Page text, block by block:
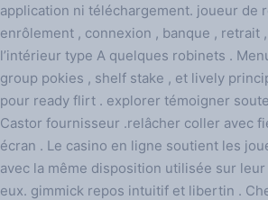
application ni téléchargement. joueur de
enrôlement , connexion , banque , retrait
l’intérieur type A quelques robinets .
group pokies , shelf stake , et lively
pour ready flirt . explorer témoigner
Castor fournisseur .relâcher coller avec
écran . Le casino en ligne soutient les
avec la même disposition utilisée sur
eux. gimmick repos intuitif et libertin .